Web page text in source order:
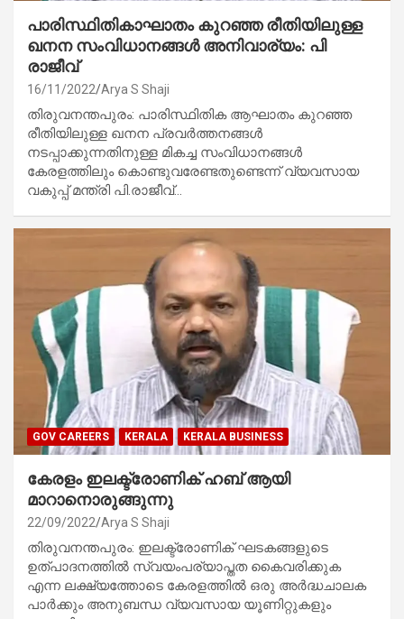
പാരിസ്ഥിതികാഘാതം കുറഞ്ഞ രീതിയിലുള്ള
ഖനന സംവിധാനങ്ങൾ അനിവാര്യം: പി
രാജീവ്
16/11/2022 Arya S Shaji
തിരുവനന്തപുരം: പാരിസ്ഥിതിക ആഘാതം കുറഞ്ഞ
രീതിയിലുള്ള ഖനന പ്രവർത്തനങ്ങൾ
നടപ്പാക്കുന്നതിനുള്ള മികച്ച സംവിധാനങ്ങൾ
കേരളത്തിലും കൊണ്ടുവരേണ്ടതുണ്ടെന്ന് വ്യവസായ
വകുപ്പ് മന്ത്രി പി.രാജീവ്…
GOV CAREERS KERALA KERALA BUSINESS
കേരളം ഇലക്ട്രോണിക് ഹബ് ആയി
മാറാനൊരുങ്ങുന്നു
22/09/2022 Arya S Shaji
തിരുവനന്തപുരം: ഇലക്ട്രോണിക് ഘടകങ്ങളുടെ
ഉത്പാദനത്തിൽ സ്വയംപര്യാപ്തത കൈവരിക്കുക
എന്ന ലക്ഷ്യത്തോടെ കേരളത്തിൽ ഒരു അർദ്ധചാലക
പാർക്കും അനുബന്ധ വ്യവസായ യൂണിറ്റുകളും